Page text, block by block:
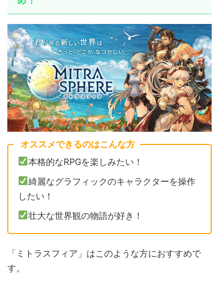
オススメできるのはこんな方
本格的なRPGを楽しみたい！
綺麗なグラフィックのキャラクターを操作
したい！
壮大な世界観の物語が好き！
「ミトラスフィア」はこのような方におすすめで
す。